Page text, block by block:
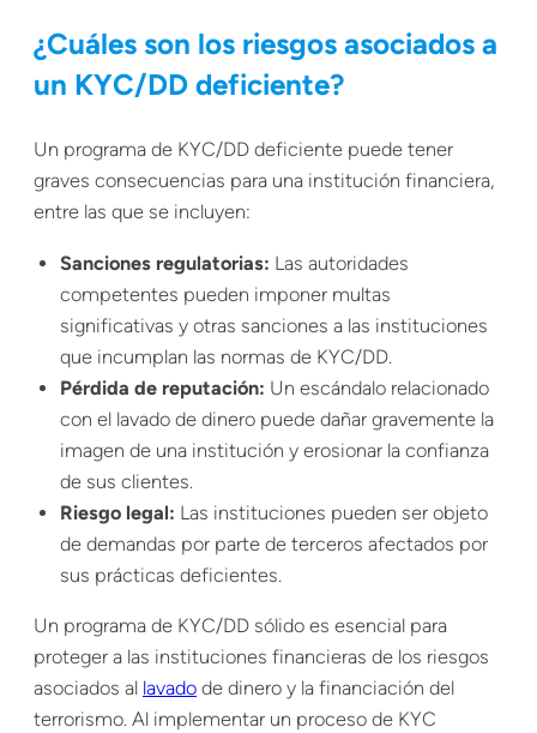
¿Cuáles son los riesgos asociados a
un KYC/DD deficiente?
Un programa de KYC/DD deficiente puede tener
graves consecuencias para una institución financiera,
entre las que se incluyen:
Sanciones regulatorias: Las autoridades
competentes pueden imponer multas
significativas y otras sanciones a las instituciones
que incumplan las normas de KYC/DD.
Pérdida de reputación: Un escándalo relacionado
con el lavado de dinero puede dañar gravemente la
imagen de una institución y erosionar la confianza
de sus clientes.
Riesgo legal: Las instituciones pueden ser objeto
de demandas por parte de terceros afectados por
sus prácticas deficientes.
Un programa de KYC/DD sólido es esencial para
proteger a las instituciones financieras de los riesgos
asociados al lavado de dinero y la financiación del
terrorismo. Al implementar un proceso de KYC